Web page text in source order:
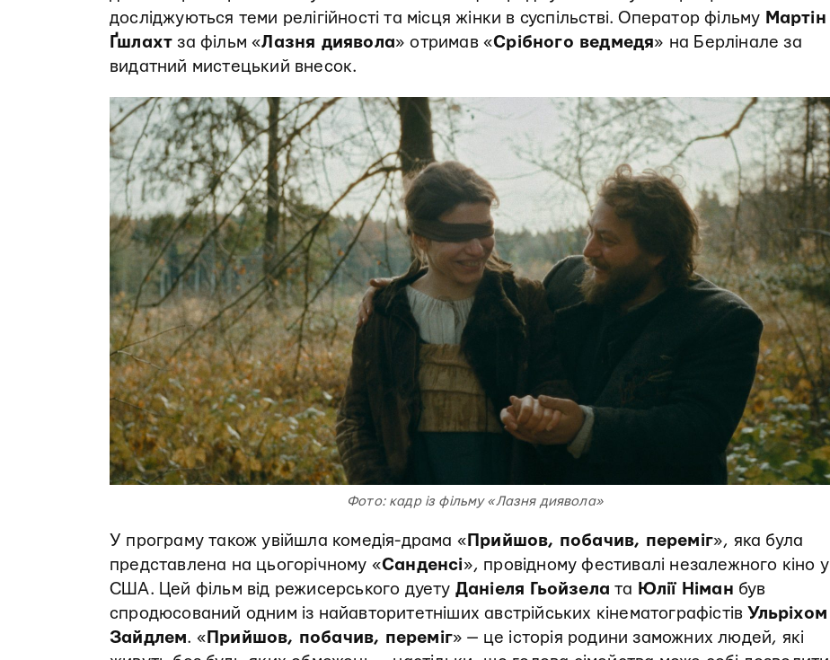
досліджуються теми релігійності та місця жінки в суспільстві. Оператор фільму Мартін
Ґшлахт за фільм «Лазня диявола» отримав «Срібного ведмедя» на Берлінале за
видатний мистецький внесок.
Фото: кадр із фільму «Лазня диявола»
У програму також увійшла комедія-драма « Прийшов, побачив, переміг», яка була
представлена на цьогорічному «Санденсі», провідному фестивалі незалежного кіно у
США. Цей фільм від режисерського дуету Даніеля Гьойзела та Юлії Німан був
спродюсований одним із найавторитетніших австрійських кінематографістів Ульріхом
Зайдлем. « Прийшов, побачив, переміг» — це історія родини заможних людей, які